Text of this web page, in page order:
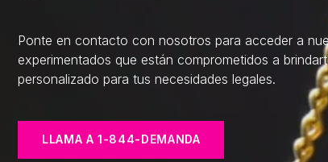
Ponte en contacto con nosotros para acceder a
experimentados que están comprometidos a
personalizado para tus necesidades legales.
LLAMA A 1-844-DEMANDA